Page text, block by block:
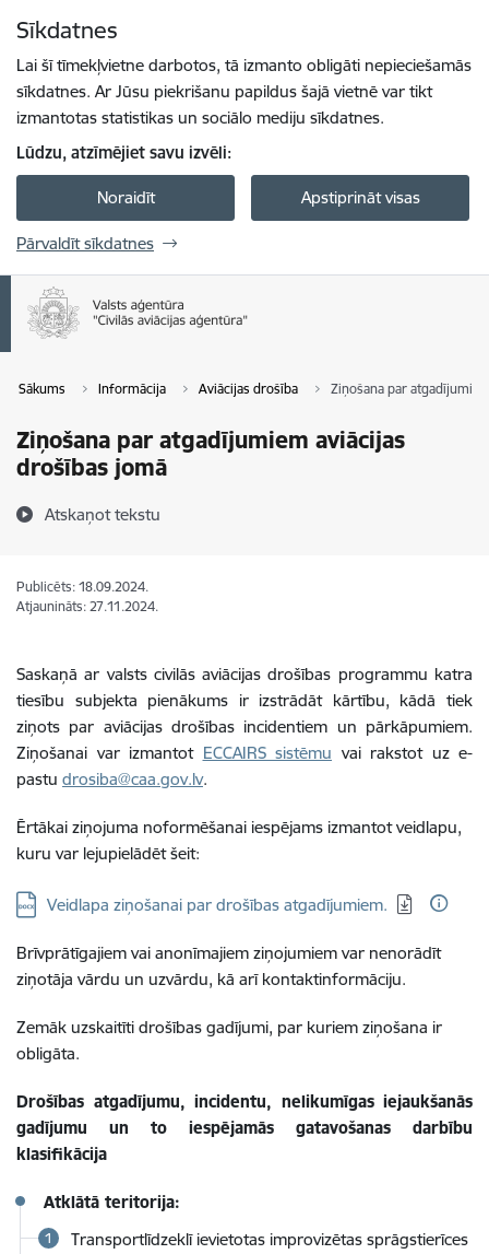
Sīkdatnes
Lai šī tīmekļvietne darbotos, tā izmanto obligāti nepieciešamās
sīkdatnes. Ar Jūsu piekrišanu papildus šajā vietnē var tikt
izmantotas statistikas un sociālo mediju sīkdatnes.
Lūdzu, atzīmējiet savu izvēli:
Noraidīt Apstiprināt visas
Pārvaldīt sīkdatnes
Sākums Informācija Aviācijas drošība Ziņošana par
Ziņošana par atgadījumiem aviācijas
drošības jomā
Atskaņot tekstu
Publicēts: 18.09.2024.
Atjaunināts: 27.11.2024.
Saskaņā ar valsts civilās aviācijas drošības programmu katra
tiesību subjekta pienākums ir izstrādāt kārtību, kādā tiek
ziņots par aviācijas drošības incidentiem un pārkāpumiem.
Ziņošanai var izmantot ECCAIRS sistēmu vai rakstot uz e-
pastu drosiba@caa.gov.lv.
Ērtākai ziņojuma noformēšanai iespējams izmantot veidlapu,
kuru var lejupielādētšeit:
Lejupielādēt:
Veidlapa ziņošanai par drošības atgadījumiem.
Brīvprātīgajiem vai anonīmajiem ziņojumiem var nenorādīt
ziņotāja vārdu un uzvārdu, kā arī kontaktinformāciju.
Zemāk uzskaitīti drošības gadījumi, par kuriem ziņošana ir
obligāta.
Drošības atgadījumu, incidentu, nelikumīgas iejaukšanās
gadījumu un to iespējamās gatavošanas darbību
klasifikācija
Atklātā teritorija:
Transportlīdzeklī ievietotas improvizētas sprāgstierīces